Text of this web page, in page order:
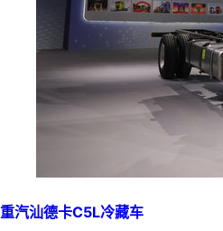
重汽汕德卡C5L冷藏车